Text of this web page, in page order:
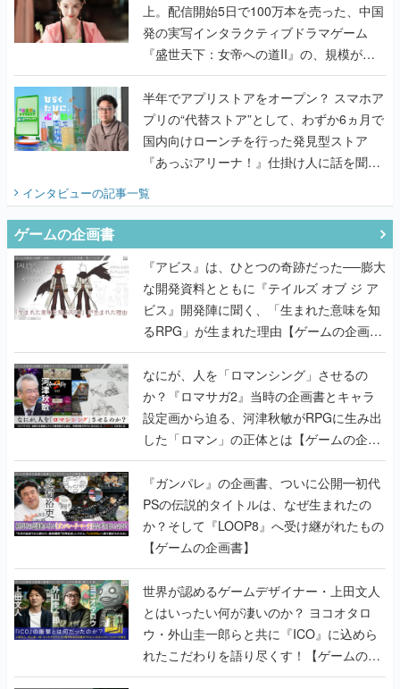
上。配信開始5日で100万本を売った、中国
発の実写インタラクティブドラマゲーム
『盛世天下：女帝への道II』の、規模が違
うこだわりをプロデューサーに聞いた
半年でアプリストアをオープン？ スマホア
プリの“代替ストア”として、わずか6ヵ月で
国内向けローンチを行った発見型ストア
『あっぷアリーナ！』仕掛け人に話を聞い
てみた
インタビューの記事一覧
ゲームの企画書
『アビス』は、ひとつの奇跡だった──膨大
な開発資料とともに『テイルズ オブ ジ ア
ビス』開発陣に聞く、「生まれた意味を知
るRPG」が生まれた理由【ゲームの企画
書】
なにが、人を「ロマンシング」させるの
か？『ロマサガ2』当時の企画書とキャラ
設定画から迫る、河津秋敏がRPGに生み出
した「ロマン」の正体とは【ゲームの企画
書】
『ガンパレ』の企画書、ついに公開━初代
PSの伝説的タイトルは、なぜ生まれたの
か？そして『LOOP8』へ受け継がれたもの
【ゲームの企画書】
世界が認めるゲームデザイナー・上田文人
とはいったい何が凄いのか？ ヨコオタロ
ウ・外山圭一郎らと共に『ICO』に込めら
れたこだわりを語り尽くす！【ゲームの企
画書】